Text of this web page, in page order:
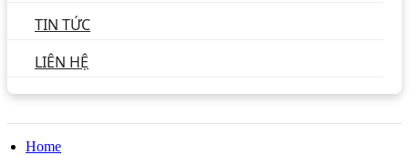
TIN TỨC
LIÊN HỆ
Home